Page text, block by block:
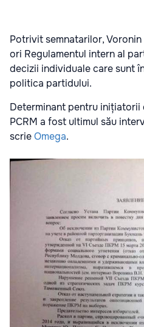
Potrivit semnatarilor,
ori Regulamentul intern al
decizii individuale care sunt
politica partidului.
Determinant pentru inițiatorii
PCRM a fost ultimul său
scrieOmega.